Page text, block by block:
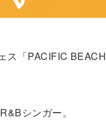
ス「PACIFIC BEACH
シンガー。